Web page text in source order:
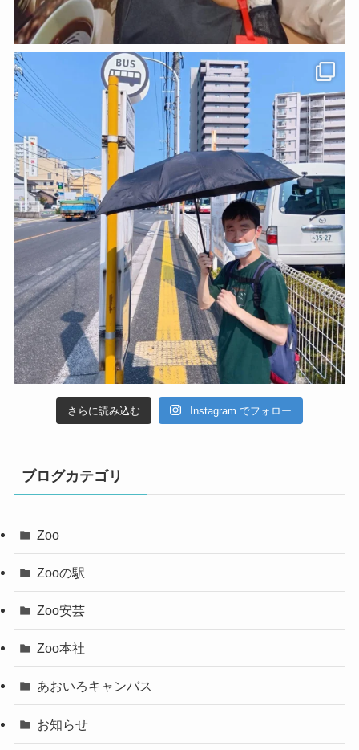
さらに読み込む Instagram でフォロー
ブログカテゴリ
Zoo
Zooの駅
Zoo安芸
Zoo本社
あおいろキャンバス
お知らせ